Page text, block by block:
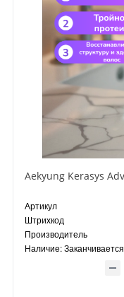
Артикул
Штрихкод
Производитель
Наличие:Заканчивается